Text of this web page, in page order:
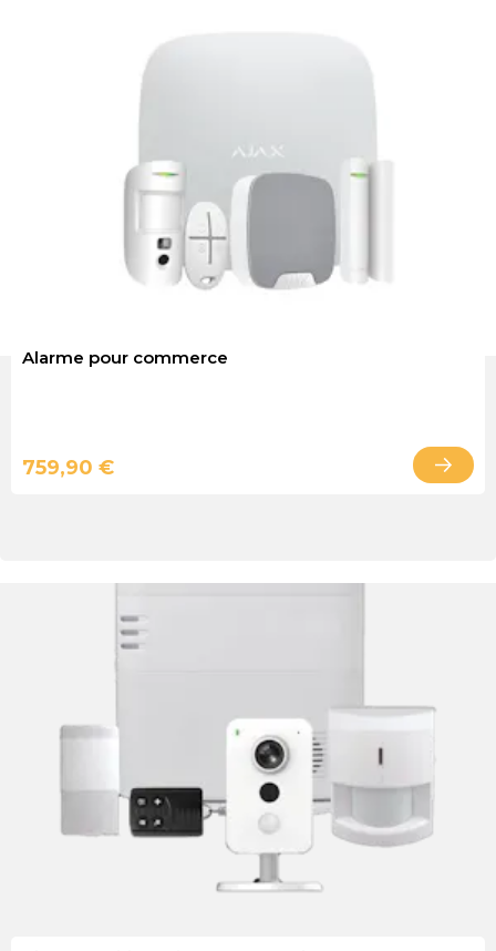
Alarme pour commerce
759,90 €